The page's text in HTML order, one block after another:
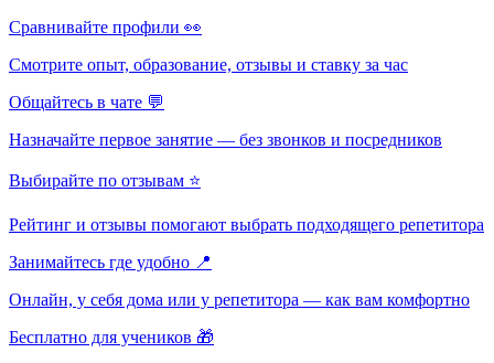
Сравнивайте профили 👀
Смотрите опыт, образование, отзывы и ставку за час
Общайтесь в чате 💬
Назначайте первое занятие — без звонков и посредников
Выбирайте по отзывам ⭐
Рейтинг и отзывы помогают выбрать подходящего репетитора
Занимайтесь где удобно 📍
Онлайн, у себя дома или у репетитора — как вам комфортно
Бесплатно для учеников 🎁